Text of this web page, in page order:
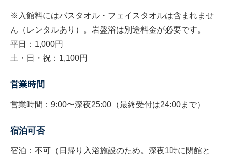
※入館料にはバスタオル・フェイスタオルは含まれませ
ん（レンタルあり）。岩盤浴は別途料金が必要です。
平日：1,000円
土・日・祝：1,100円
営業時間
営業時間：9:00〜深夜25:00（最終受付は24:00まで）
宿泊可否
宿泊：不可（日帰り入浴施設のため。深夜1時に閉館と